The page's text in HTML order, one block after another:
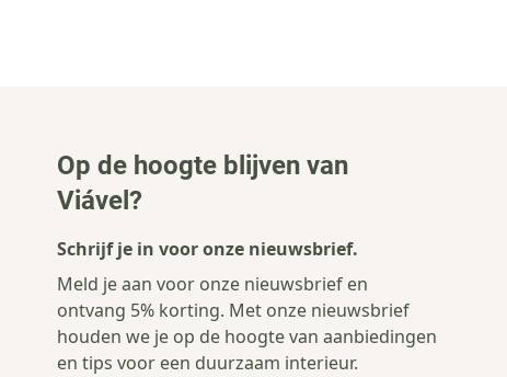
Op de hoogte blijven van
Viável?
Schrijf je in voor onze nieuwsbrief.
Meld je aan voor onze nieuwsbrief en
ontvang 5% korting. Met onze nieuwsbrief
houden we je op de hoogte van aanbiedingen
en tips voor een duurzaam interieur.